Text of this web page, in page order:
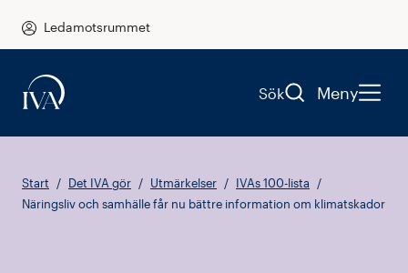
Ledamotsrummet
Sök Meny
Start Det IVA gör Utmärkelser
IVAs 100-lista
Näringsliv och samhälle får nu bättre information om klimatskador